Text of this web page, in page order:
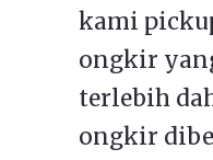
kami
ongkir
terlebih
ongkir